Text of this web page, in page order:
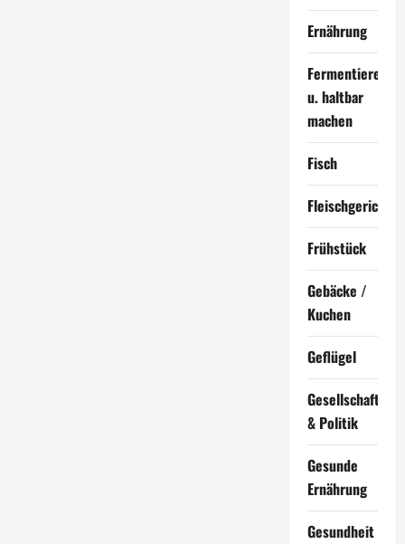
Ernährung
Fermentieren
u. haltbar
machen
Fisch
Fleischgerichte
Frühstück
Gebäcke /
Kuchen
Geflügel
Gesellschaft
& Politik
Gesunde
Ernährung
Gesundheit